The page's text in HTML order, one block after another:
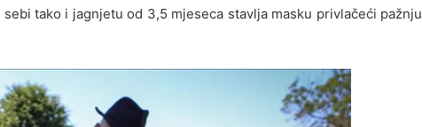
tako i jagnjetu od 3,5 mjeseca stavlja masku privlačeći pažnju